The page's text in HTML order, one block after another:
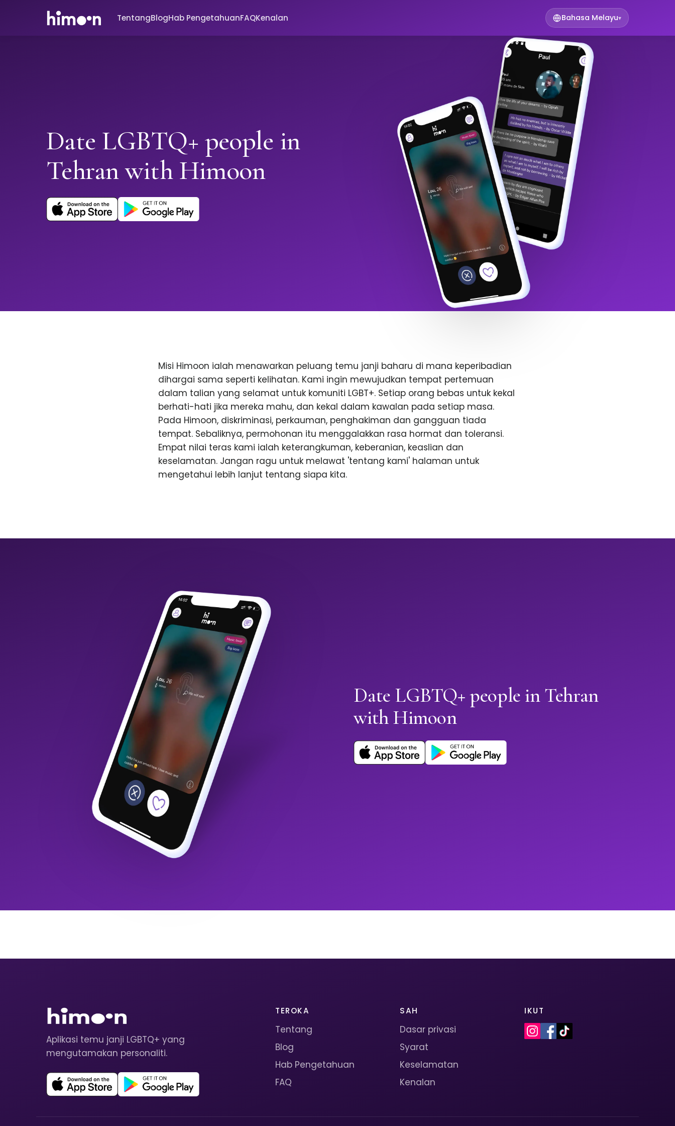
TentangBlogHab PengetahuanFAQKenalan Bahasa Melayu▾
Date LGBTQ+ people in
Tehran with Himoon
Misi Himoon ialah menawarkan peluang temu janji baharu di mana keperibadian
dihargai sama seperti kelihatan. Kami ingin mewujudkan tempat pertemuan
dalam talian yang selamat untuk komuniti LGBT+. Setiap orang bebas untuk kekal
berhati-hati jika mereka mahu, dan kekal dalam kawalan pada setiap masa.
Pada Himoon, diskriminasi, perkauman, penghakiman dan gangguan tiada
tempat. Sebaliknya, permohonan itu menggalakkan rasa hormat dan toleransi.
Empat nilai teras kami ialah keterangkuman, keberanian, keaslian dan
keselamatan. Jangan ragu untuk melawat 'tentang kami' halaman untuk
mengetahui lebih lanjut tentang siapa kita.
Date LGBTQ+ people in Tehran
with Himoon
Aplikasi temu janji LGBTQ+ yang
mengutamakan personaliti.
TEROKA
Tentang
Blog
Hab Pengetahuan
FAQ
SAH
Dasar privasi
Syarat
Keselamatan
Kenalan
IKUT